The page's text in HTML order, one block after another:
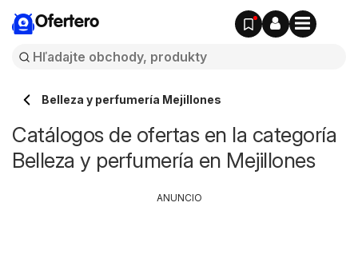
Ofertero
Belleza y perfumería Mejillones
Catálogos de ofertas en la categoría
Belleza y perfumería en Mejillones
ANUNCIO